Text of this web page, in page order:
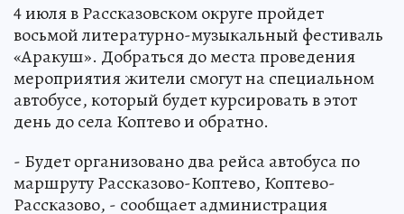
4 июля в Рассказовском округе пройдет
восьмой литературно-музыкальный фестиваль
«Аракуш». Добраться до места проведения
мероприятия жители смогут на специальном
автобусе, который будет курсировать в этот
день до села Коптево и обратно.
- Будет организовано два рейса автобуса по
маршруту Рассказово-Коптево, Коптево-
Рассказово, - сообщает администрация